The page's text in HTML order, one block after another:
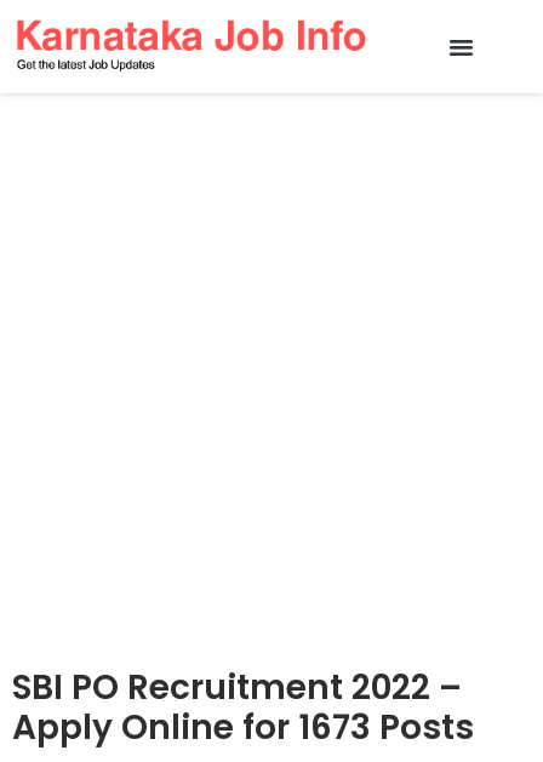
SBI PO Recruitment 2022 –
Apply Online for 1673 Posts